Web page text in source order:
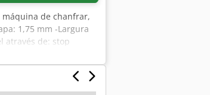
máquina de chanfrar,
1,75 mm -Largura
através de: stop